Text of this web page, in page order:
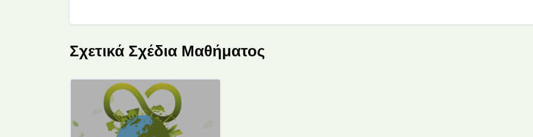
Παράλειψη [Cocoon] Related courses
Σχετικά Σχέδια Μαθήματος